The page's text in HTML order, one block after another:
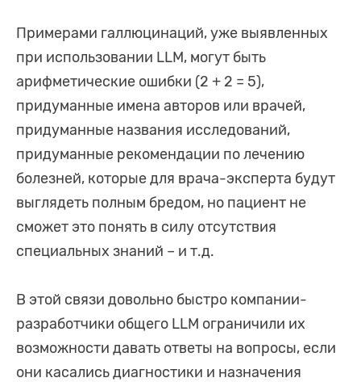
Примерами галлюцинаций, уже выявленных
при использовании LLM, могут быть
арифметические ошибки (2 + 2 = 5),
придуманные имена авторов или врачей,
придуманные названия исследований,
придуманные рекомендации по лечению
болезней, которые для врача-эксперта будут
выглядеть полным бредом, но пациент не
сможет это понять в силу отсутствия
специальных знаний – и т.д.
В этой связи довольно быстро компании-
разработчики общего LLM ограничили их
возможности давать ответы на вопросы, если
они касались диагностики и назначения